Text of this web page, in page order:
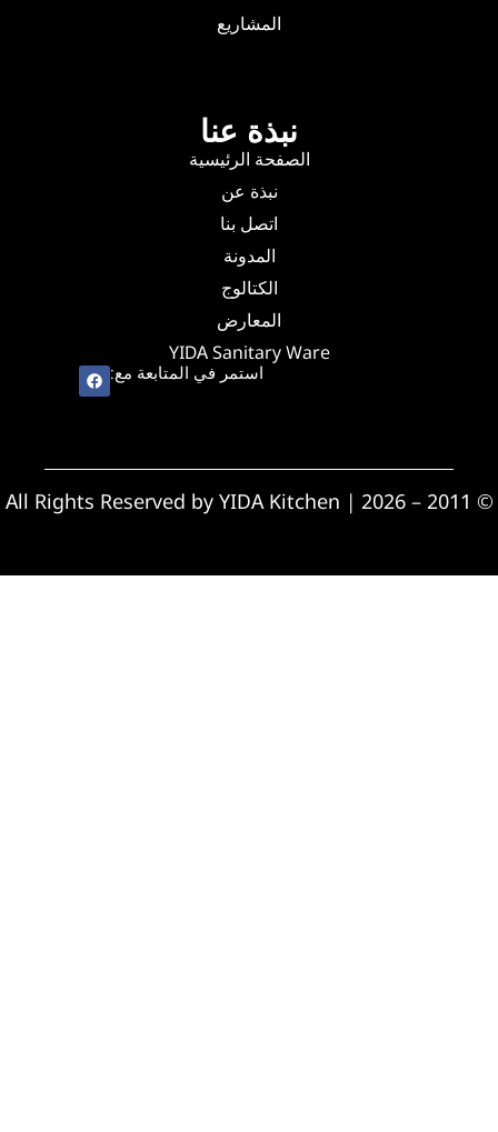
المشاريع
نبذة عنا
الصفحة الرئيسية
نبذة عن
اتصل بنا
المدونة
الكتالوج
المعارض
YIDA Sanitary Ware
استمر في المتابعة مع:
© 2011 – 2026 | All Rights Reserved by YIDA Kitchen